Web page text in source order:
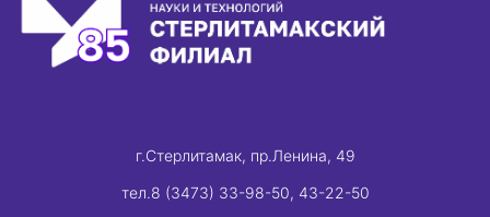
г.Стерлитамак, пр.Ленина, 49
тел.8 (3473) 33-98-50, 43-22-50